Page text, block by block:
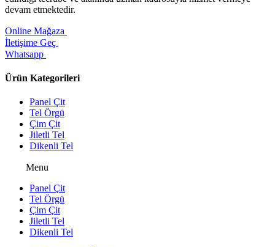
devam etmektedir.
Online Mağaza
İletişime Geç
Whatsapp
Ürün Kategorileri
Panel Çit
Tel Örgü
Çim Çit
Jiletli Tel
Dikenli Tel
Menu
Panel Çit
Tel Örgü
Çim Çit
Jiletli Tel
Dikenli Tel